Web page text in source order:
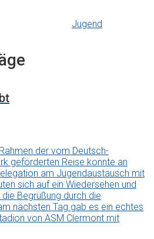
Jugend
der vom Deutsch-
geförderten Reise konnte an
am Jugendaustausch mit
sich auf ein Wiedersehen und
Begrüßung durch die
nächsten Tag gab es ein echtes
von ASM Clermont mit